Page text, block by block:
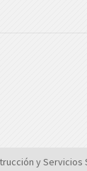
y Servicios